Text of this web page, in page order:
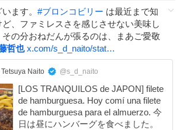
ます。 #ブロンコビリー は最近まで知
ど、ファミレスさを感じさせない美味し
その分おねだんが張るのは、まあご愛敬
哲也 x.com/s_d_naito/stat…
Naito @s_d_naito
[LOS TRANQUILOS de JAPON] filete
de hamburguesa. Hoy comí una filete
de hamburguesa para el almuerzo. 今
日は昼にハンバーグを食べました。